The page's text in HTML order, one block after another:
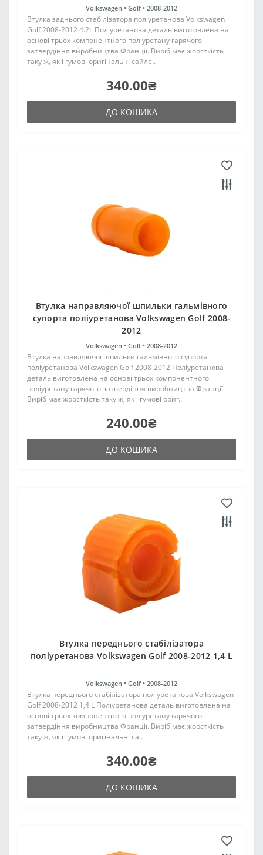
Volkswagen • Golf • 2008-2012
Втулка заднього стабілізатора поліуретанова Volkswagen
Golf 2008-2012 4.2L Поліуретанова деталь виготовлена на
основі трьох компонентного поліуретану гарячого
затвердіння виробництва Франції. Виріб має жорсткість
таку ж, як і гумові оригінальні сайле..
340.00₴
ДО КОШИКА
Втулка направляючої шпильки гальмівного
супорта поліуретанова Volkswagen Golf 2008-
2012
Volkswagen • Golf • 2008-2012
Втулка направляючої шпильки гальмівного супорта
поліуретанова Volkswagen Golf 2008-2012 Поліуретанова
деталь виготовлена на основі трьох компонентного
поліуретану гарячого затвердіння виробництва Франції.
Виріб має жорсткість таку ж, як і гумові ориг..
240.00₴
ДО КОШИКА
Втулка переднього стабілізатора
поліуретанова Volkswagen Golf 2008-2012 1,4 L
Volkswagen • Golf • 2008-2012
Втулка переднього стабілізатора поліуретанова Volkswagen
Golf 2008-2012 1,4 L Поліуретанова деталь виготовлена на
основі трьох компонентного поліуретану гарячого
затвердіння виробництва Франції. Виріб має жорсткість
таку ж, як і гумові оригінальні са..
340.00₴
ДО КОШИКА